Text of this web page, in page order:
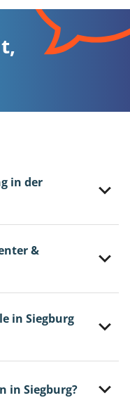
in der
&
in Siegburg
in Siegburg?